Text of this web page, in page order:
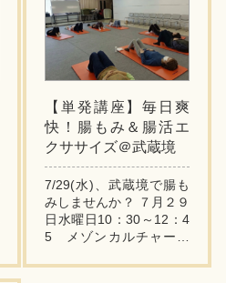
【単発講座】毎日爽
快！腸もみ＆腸活エ
クササイズ＠武蔵境
7/29(水)、武蔵境で腸も
みしませんか？ ７月２９
日水曜日10：30～12：4
5 メゾンカルチャーク
座を担当いたします。